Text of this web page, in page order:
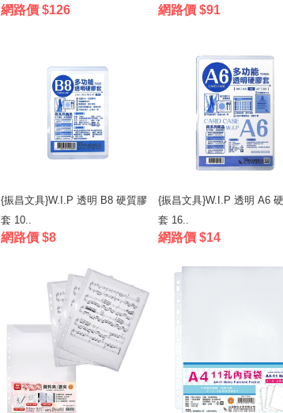
網路價 $126 網路價 $91
{振昌文具}W.I.P 透明 B8 硬質膠
套 10..
網路價 $8
{振昌文具}W.I.P 透明 A6
套 16..
網路價 $14